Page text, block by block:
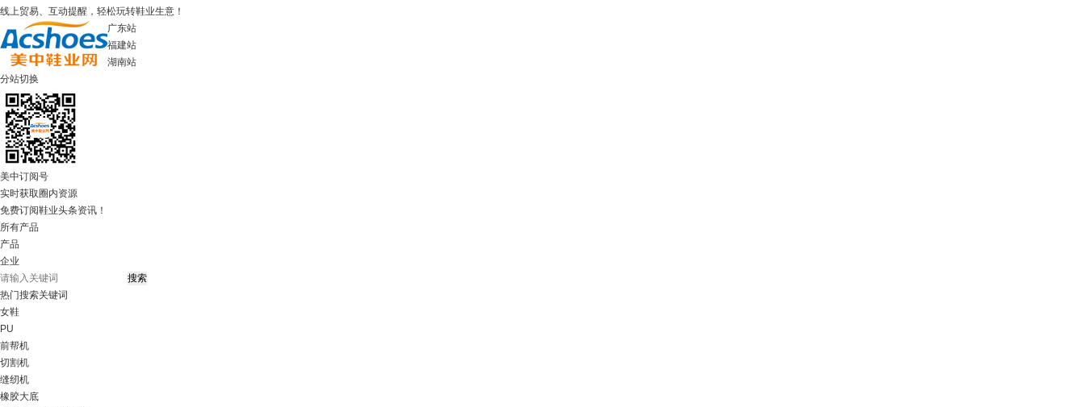
线上贸易、互动提醒，轻松玩转鞋业生意！
广东站
福建站
湖南站
分站切换
美中订阅号
实时获取圈内资源
免费订阅鞋业头条资讯！
所有产品
产品
企业
热门搜索关键词
女鞋
PU
前帮机
切割机
缝纫机
橡胶大底